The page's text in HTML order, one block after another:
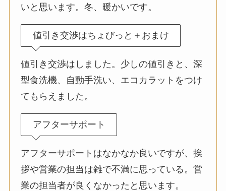
いと思います。冬、暖かいです。
値引き交渉はちょびっと＋おまけ
値引き交渉はしました。少しの値引きと、深
型食洗機、自動手洗い、エコカラットをつけ
てもらえました。
アフターサポート
アフターサポートはなかなか良いですが、挨
拶や営業の担当は雑で不満に思っている。営
業の担当者が良くなかったと思います。